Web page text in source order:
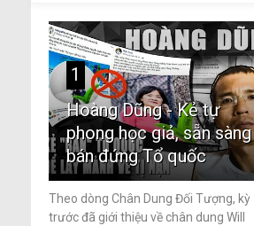
1
Hoàng Dũng - Kẻ tự
phong học giả, sẵn sàng
bán đứng Tổ quốc
Theo dòng Chân Dung Đối Tượng, kỳ
trước đã giới thiệu về chân dung Will